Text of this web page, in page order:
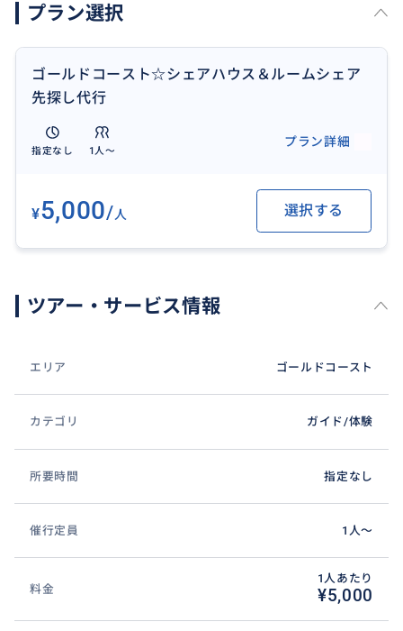
事前相談、当日の同行サポート
住みたい地域、希望する滞在のイメージ（個人生活重
視、交流重視など）、現地での１週間あたりの滞在予
シェアハウス先探しのお手伝いを目的としており、シ
ェアハウス開始後・終了時のシェアメイト同士やオー
ナー間とのトラブルが発生した場合の相談・仲介は行
プラン選択
ゴールドコースト☆シェアハウス＆ルームシェア
先探し代行
指定なし 1人〜
プラン詳細
¥5,000/人 選択する
ツアー・サービス情報
エリア ゴールドコースト
カテゴリ ガイド/体験
所要時間 指定なし
催行定員 1人〜
料金
1人あたり
¥5,000